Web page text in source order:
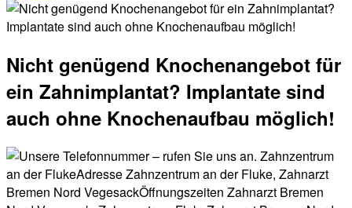
Nicht genügend Knochenangebot für
ein Zahnimplantat? Implantate sind
auch ohne Knochenaufbau möglich!